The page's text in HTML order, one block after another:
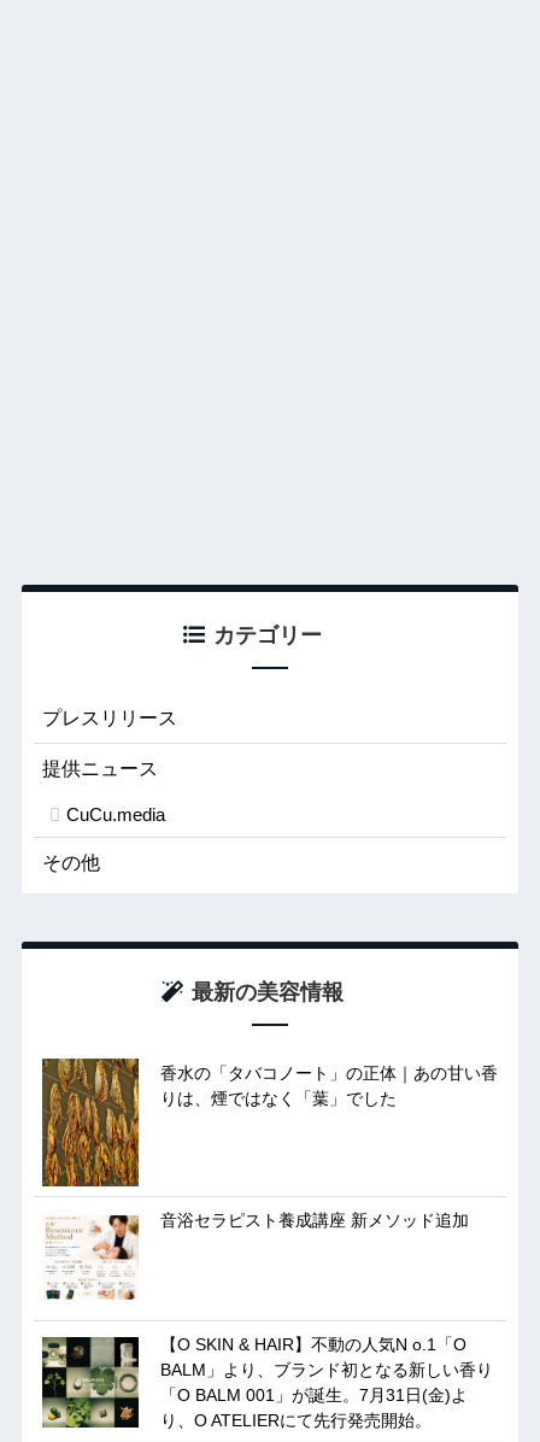
カテゴリー
プレスリリース
提供ニュース
CuCu.media
その他
最新の美容情報
香水の「タバコノート」の正体｜あの甘い香
りは、煙ではなく「葉」でした
音浴セラピスト養成講座 新メソッド追加
【O SKIN & HAIR】不動の人気N o.1「O
BALM」より、ブランド初となる新しい香り
「O BALM 001」が誕生。7月31日(金)よ
り、O ATELIERにて先行発売開始。